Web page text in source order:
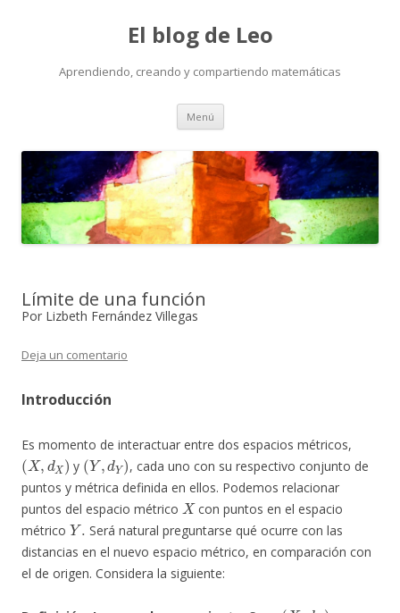
El blog de Leo
Aprendiendo, creando y compartiendo matemáticas
Menú Saltar
contenido
Límite de una función
Por Lizbeth Fernández Villegas
Deja un comentario
Introducción
Es momento de interactuar entre dos espacios métricos,
(X,dX)
y
(Y,dY)
, cada uno con su respectivo conjunto de
puntos y métrica definida en ellos. Podemos relacionar
puntos del espacio métrico
X
con puntos en el espacio
métrico
Y.
Será natural preguntarse qué ocurre con las
distancias en el nuevo espacio métrico, en comparación con
el de origen. Considera la siguiente:
(X,d X